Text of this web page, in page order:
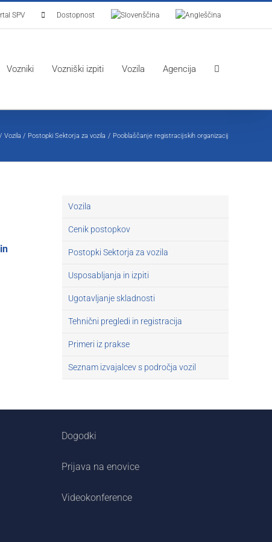
SPV Dostopnost
Vozniki Vozniški izpiti Vozila Agencija
Vozila Postopki Sektorja za vozila Pooblaščanje registracijskih organizacij
Vozila
Cenik postopkov
Postopki Sektorja za vozila
Usposabljanja in izpiti
Ugotavljanje skladnosti
Tehnični pregledi in registracija
Primeri iz prakse
Seznam izvajalcev s področja vozil
Dogodki
Prijava na enovice
Videokonference